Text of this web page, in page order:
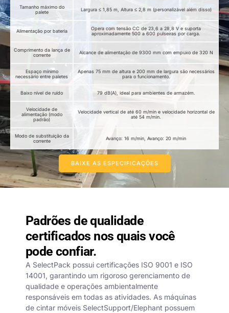
Tamanho máximo do
palete
Largura ≤ 1,85 m, Altura ≤ 2,8 m (personalizável além disso)
Alimentação por bateria
Opera com tensão CC de 23,6 a 28,8 V e suporta
aproximadamente 500 a 600 pulseiras por carga.
Comprimento da lança de
corrente
Alcance de alimentação de 9300 mm com empuxo de 320 N
Espaço mínimo
necessário entre paletes
Apenas 75 mm de altura e 200 mm de largura são necessários
para o funcionamento.
Baixo nível de ruído 79 dB(A), ideal para ambientes de armazém.
Velocidade de
alimentação (modo
padrão)
Velocidade vertical de até 60 m/min e velocidade horizontal de
até 54 m/min.
Modo de substituição da
corrente
Avanço: 16 m/min, Avanço: 20 m/min
BAIXE AS ESPECIFICAÇÕES
Padrões de qualidade
certificados nos quais você
pode confiar.
A SelectPack possui certificações ISO 9001 e ISO
14001, garantindo um rigoroso gerenciamento de
qualidade e operações ambientalmente
responsáveis em todas as atividades. As máquinas
de cintar móveis SelectSupport/Elephant possuem